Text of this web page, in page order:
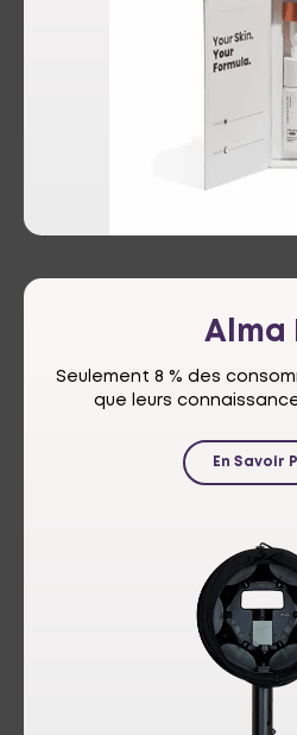
Alma
Seulement 8 % des
que leurs
En Savoir